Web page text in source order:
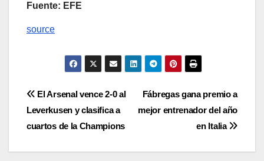
Fuente: EFE
source
Navegación
de
entradas
Fábregas gana premio a
mejor entrenador del año
en Italia
El Arsenal vence 2-0 al
Leverkusen y clasifica a
cuartos de la Champions